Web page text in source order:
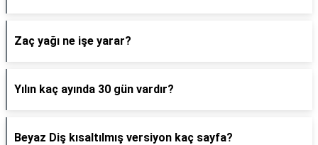
Zaç yağı ne işe yarar?
Yılın kaç ayında 30 gün vardır?
Beyaz Diş kısaltılmış versiyon kaç sayfa?